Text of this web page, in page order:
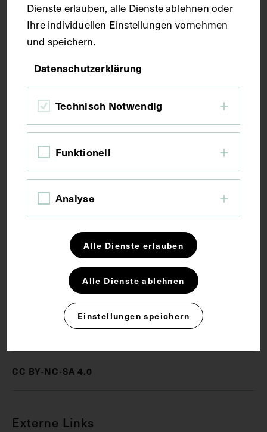
Maße
Bildmaß 44,3 x 31,7 cm
Bildmaß inkl. Untergrund 47,3 x 34,3 cm
Kurzbeschreibung
Die Lithografie ist von Michael Alfred Godlweski auf
Grundlage eines Bildes von Karl Gottlieb Schweikart
angefertigt und von Pitor Piller, Lwiw, gedruckt
worden.
Schlagwörter
CC BY-NC-SA 4.0
Externe Links
Dienste erlauben, alle Dienste ablehnen oder
Ihre individuellen Einstellungen vornehmen
und speichern.
Datenschutzerklärung
Technisch Notwendig
Funktionell
Analyse
Alle Dienste erlauben
Alle Dienste ablehnen
Einstellungen speichern